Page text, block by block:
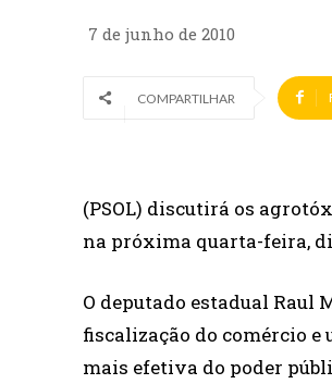
7 de junho de 2010
COMPARTILHAR
(PSOL) discutirá os
na próxima quarta-feira,
O deputado estadual Raul
fiscalização do comércio e
mais efetiva do poder